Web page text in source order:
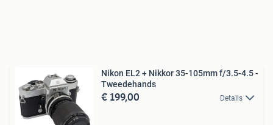
Nikon EL2 + Nikkor 35-105mm f/3.5-4.5 -
Tweedehands
€ 199,00 Details